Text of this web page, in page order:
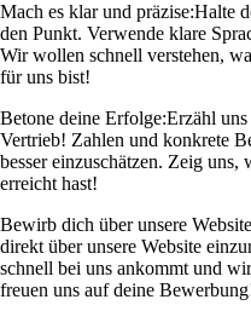
Mach es klar und präzise:Halte
den Punkt. Verwende klare
Wir wollen schnell verstehen,
für uns bist!
Betone deine Erfolge:Erzähl
Vertrieb! Zahlen und konkrete
besser einzuschätzen. Zeig
erreicht hast!
Bewirb dich über unsere
direkt über unsere Website
schnell bei uns ankommt und
freuen uns auf deine